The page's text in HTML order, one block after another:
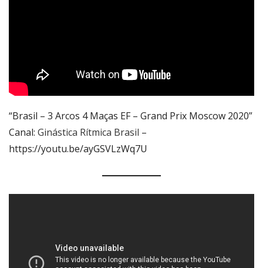
“Brasil – 3 Arcos 4 Maças EF – Grand Prix Moscow 2020”
Canal: Ginástica Rítmica Brasil –
https://youtu.be/ayGSVLzWq7U